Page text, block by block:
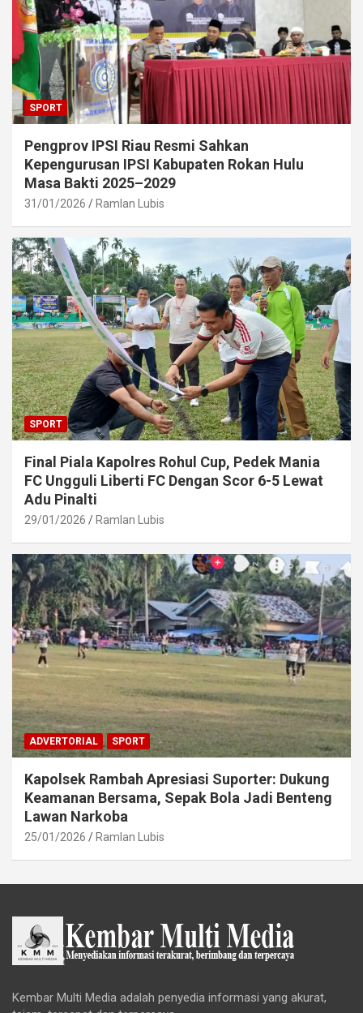
SPORT
Pengprov IPSI Riau Resmi Sahkan
Kepengurusan IPSI Kabupaten Rokan Hulu
Masa Bakti 2025–2029
31/01/2026 Ramlan Lubis
SPORT
Final Piala Kapolres Rohul Cup, Pedek Mania
FC Ungguli Liberti FC Dengan Scor 6-5 Lewat
Adu Pinalti
29/01/2026 Ramlan Lubis
ADVERTORIAL SPORT
Kapolsek Rambah Apresiasi Suporter: Dukung
Keamanan Bersama, Sepak Bola Jadi Benteng
Lawan Narkoba
25/01/2026 Ramlan Lubis
Kembar Multi Media adalah penyedia informasi yang akurat,